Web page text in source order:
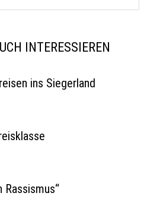
INTERESSIEREN
ins Siegerland
Rassismus“